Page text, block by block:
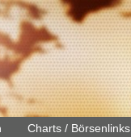
Charts / Börsenlinks